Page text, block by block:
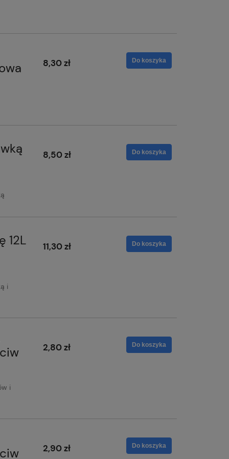
8,30 zł Do koszyka
8,50 zł Do koszyka
12L
i
11,30 zł Do koszyka
i
2,80 zł Do koszyka
2,90 zł Do koszyka